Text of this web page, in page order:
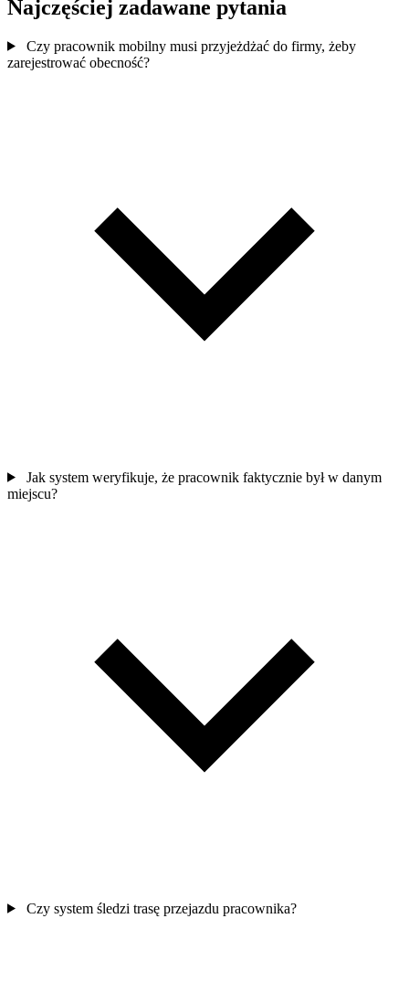
Najczęściej zadawane pytania
Czy pracownik mobilny musi przyjeżdżać do firmy, żeby
zarejestrować obecność?
Jak system weryfikuje, że pracownik faktycznie był w danym
miejscu?
Czy system śledzi trasę przejazdu pracownika?